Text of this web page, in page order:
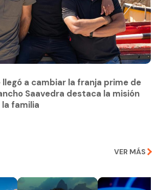
llegó a cambiar la franja prime de
Saavedra destaca la misión
familia
VER MÁS